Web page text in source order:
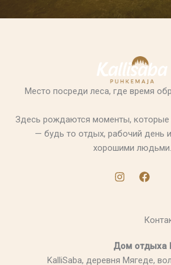
Место посреди леса, где время
Здесь рождаются моменты, которые
— будь то отдых, рабочий день
хорошими людьми.
Дом отдыха
KalliSaba, деревня Мягеде,